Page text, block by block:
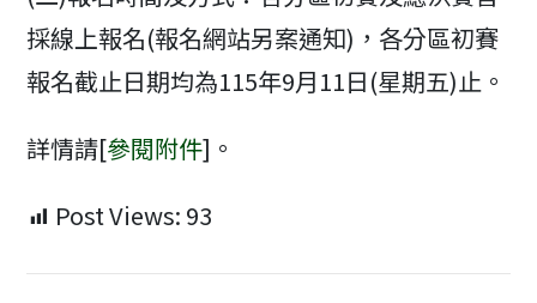
採線上報名(報名網站另案通知)，各分區初賽
報名截止日期均為115年9月11日(星期五)止。
詳情請[參閱附件]。
Post Views: 93